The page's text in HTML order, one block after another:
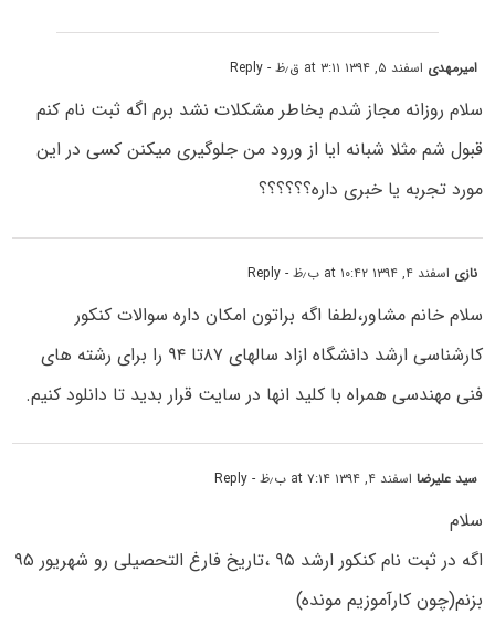
امیرمهدی اسفند ۵, ۱۳۹۴ at ۳:۱۱ ق٫ظ - Reply
سلام روزانه مجاز شدم بخاطر مشکلات نشد برم اگه ثبت نام کنم
قبول شم مثلا شبانه ایا از ورود من جلوگیری میکنن کسی در این
مورد تجربه یا خبری داره؟؟؟؟؟؟
نازی اسفند ۴, ۱۳۹۴ at ۱۰:۴۲ ب٫ظ - Reply
سلام خانم مشاور،لطفا اگه براتون امکان داره سوالات کنکور
کارشناسی ارشد دانشگاه ازاد سالهای ۸۷تا ۹۴ را برای رشته های
فنی مهندسی همراه با کلید انها در سایت قرار بدید تا دانلود کنیم.
سید علیرضااسفند ۴, ۱۳۹۴ at ۷:۱۴ ب٫ظ - Reply
سلام
اگه در ثبت نام کنکور ارشد ۹۵ ،تاریخ فارغ التحصیلی رو شهریور ۹۵
بزنم(چون کارآموزیم مونده)